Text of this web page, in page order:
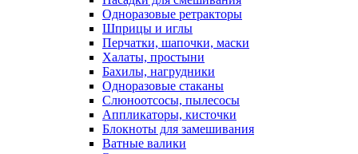
Одноразовые ретракторы
Шприцы и иглы
Перчатки, шапочки, маски
Халаты, простыни
Бахилы, нагрудники
Одноразовые стаканы
Слюноотсосы, пылесосы
Аппликаторы, кисточки
Блокноты для замешивания
Ватные валики